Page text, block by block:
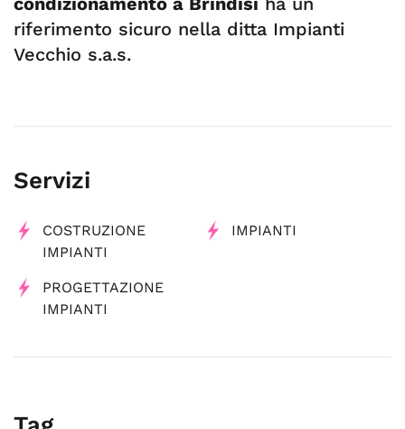
riferimento sicuro nella ditta Impianti
Vecchio s.a.s.
Servizi
COSTRUZIONE
IMPIANTI
IMPIANTI
PROGETTAZIONE
IMPIANTI